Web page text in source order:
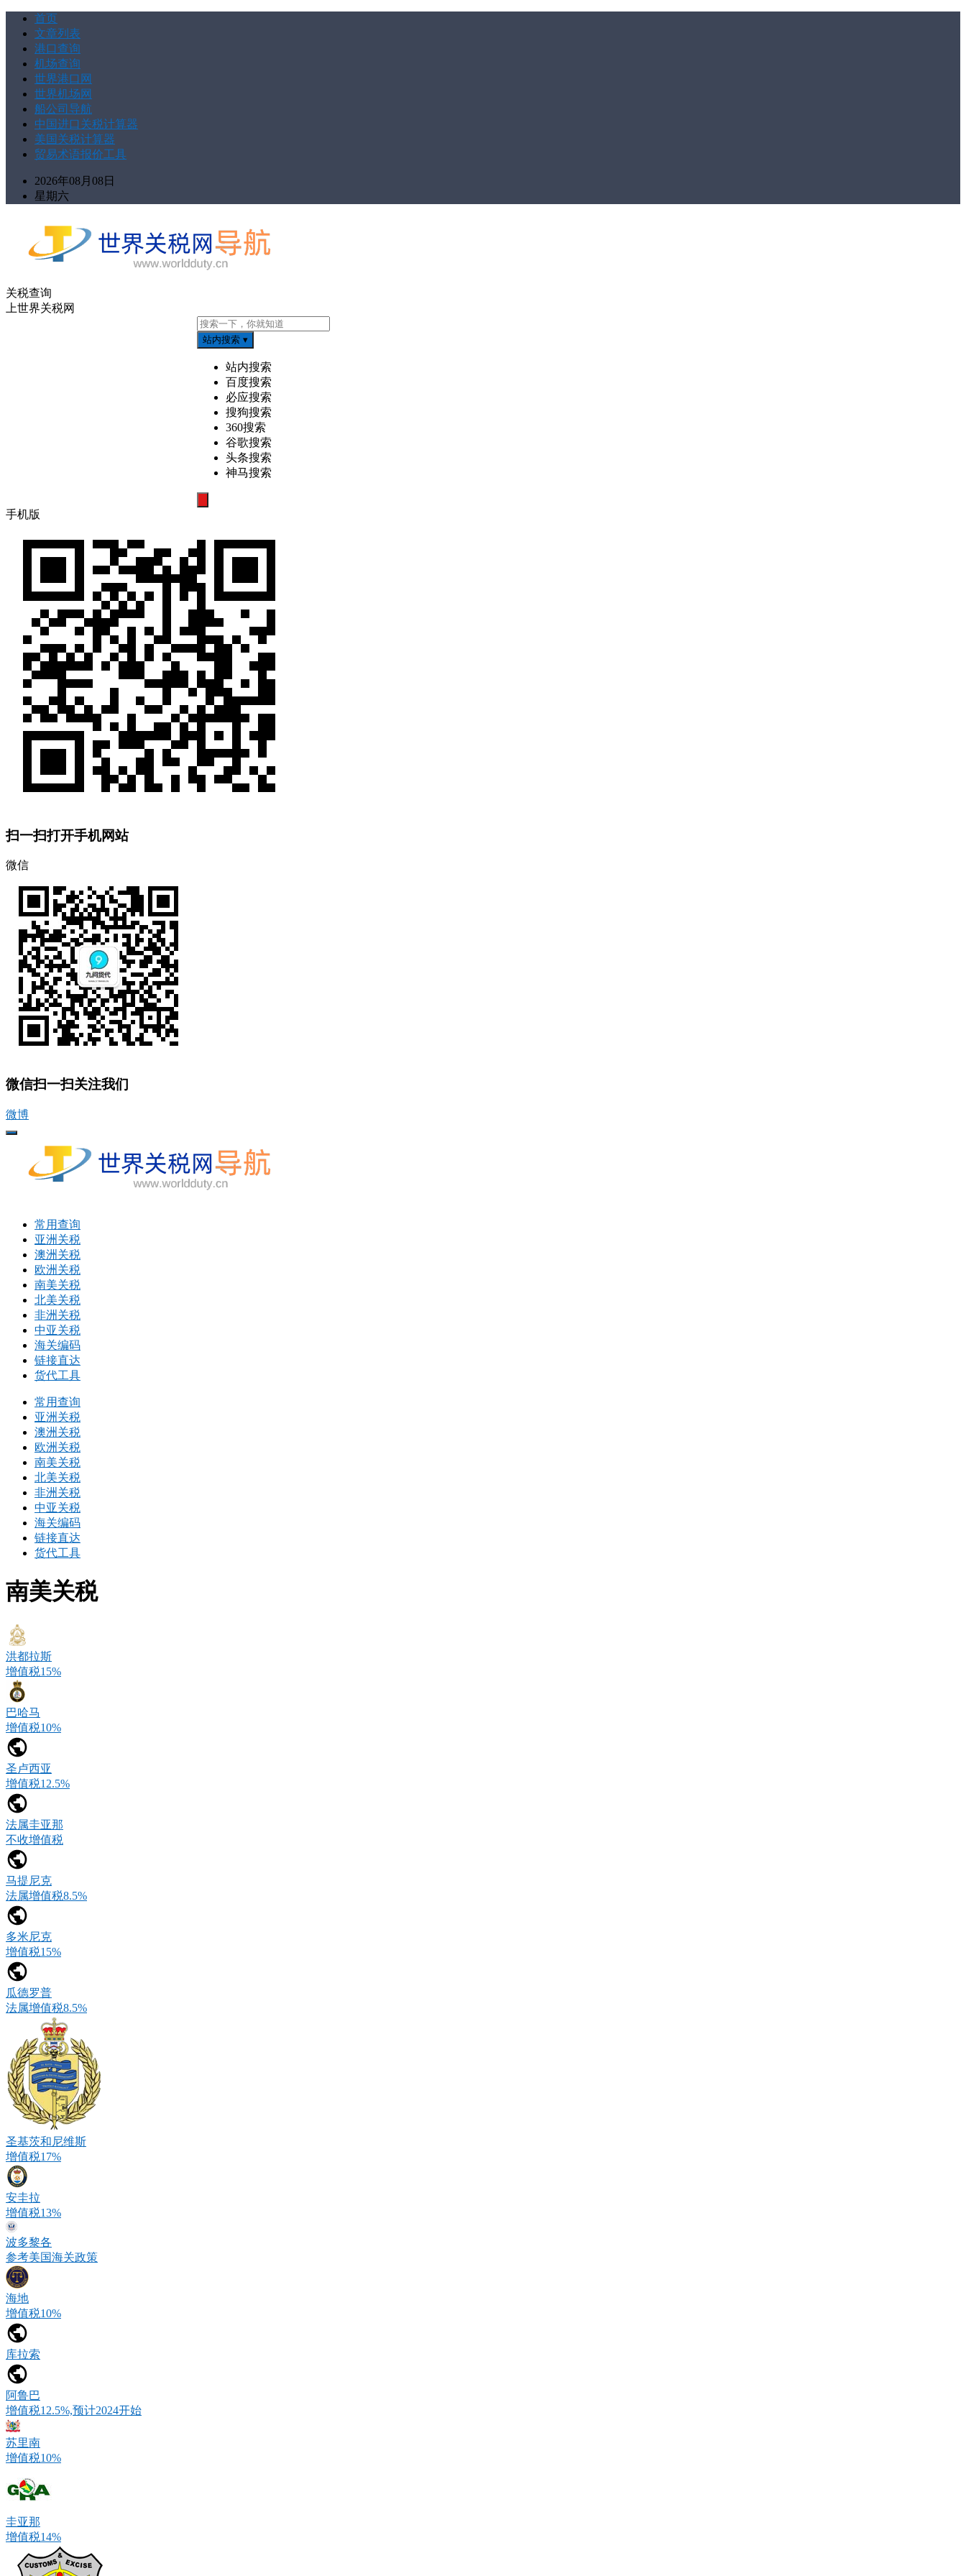
首页
文章列表
港口查询
机场查询
世界港口网
世界机场网
船公司导航
中国进口关税计算器
美国关税计算器
贸易术语报价工具
2026年08月08日
星期六
关税查询
上世界关税网
站内搜索 ▾
站内搜索
百度搜索
必应搜索
搜狗搜索
360搜索
谷歌搜索
头条搜索
神马搜索
搜
手机版
扫一扫打开手机网站
微信
微信扫一扫关注我们
微博
打
常用查询
亚洲关税
澳洲关税
欧洲关税
南美关税
北美关税
非洲关税
中亚关税
海关编码
链接直达
货代工具
常用查询
亚洲关税
澳洲关税
欧洲关税
南美关税
北美关税
非洲关税
中亚关税
海关编码
链接直达
货代工具
南美关税
洪都拉斯
增值税15%
巴哈马
增值税10%
圣卢西亚
增值税12.5%
法属圭亚那
不收增值税
马提尼克
法属增值税8.5%
多米尼克
增值税15%
瓜德罗普
法属增值税8.5%
圣基茨和尼维斯
增值税17%
安圭拉
增值税13%
波多黎各
参考美国海关政策
海地
增值税10%
库拉索
阿鲁巴
增值税12.5%,预计2024开始
苏里南
增值税10%
圭亚那
增值税14%